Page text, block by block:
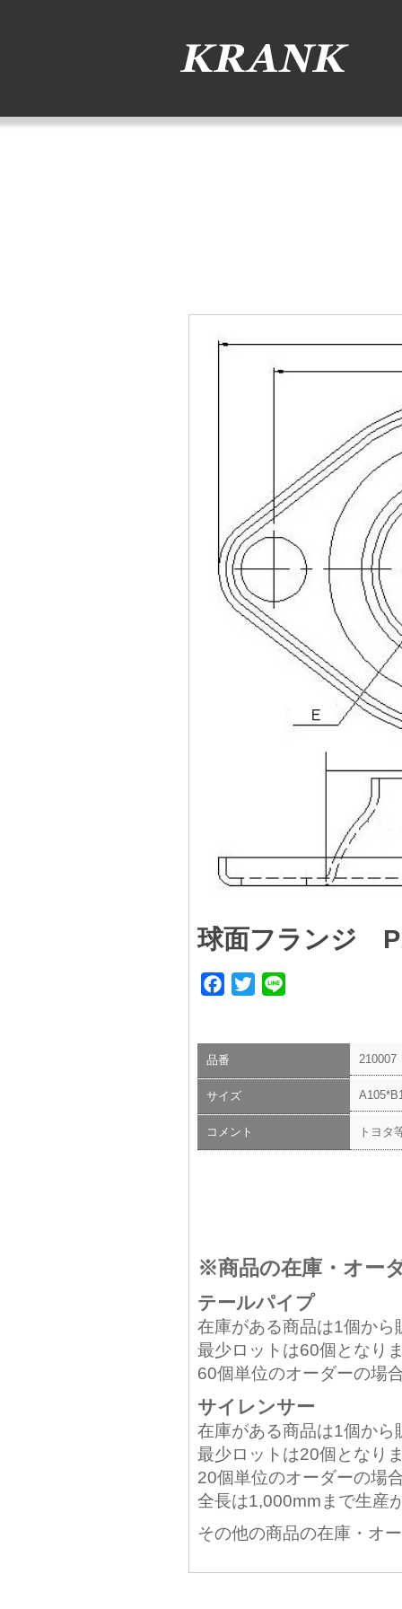
球面フランジ
Facebook
Twitter
品番 210007
サイズ
コメント トヨタ
※商品の在庫・オー
テールパイプ
在庫がある商品は1個か
最少ロットは60個となり
60個単位のオーダーの場
サイレンサー
在庫がある商品は1個か
最少ロットは20個となり
20個単位のオーダーの場
全長は1,000mmまで生産
その他の商品の在庫・オ